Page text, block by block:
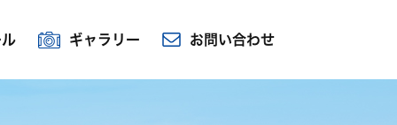
ギャラリー お問い合わせ